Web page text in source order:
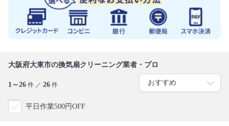
大阪府大東市の換気扇クリーニング業者・プロ
1～26 件 ／ 26 件
平日作業500円OFF